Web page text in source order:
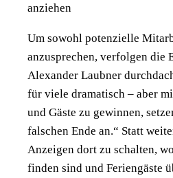
anziehen
Um sowohl potenzielle
anzusprechen, verfolgen die
Alexander Laubner
für viele dramatisch – aber
und Gäste zu gewinnen,
falschen Ende an.“ Statt
Anzeigen dort zu schalten,
finden sind und Feriengäste